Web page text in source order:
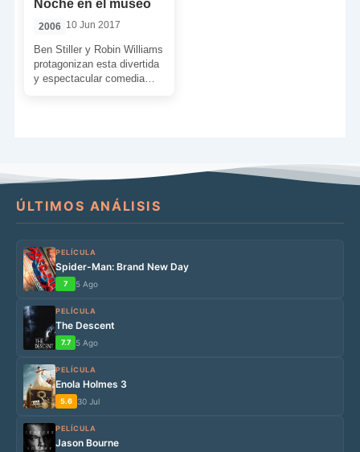
Noche en el museo
2006 10 Jun 2017
Ben Stiller y Robin Williams
protagonizan esta divertida
y espectacular comedia
ÚLTIMOS ANÁLISIS
PELÍCULA
Spider-Man: Brand New Day
7 5 Ago
PELÍCULA
The Descent
7.7 5 Ago
PELÍCULA
Enola Holmes 3
5.6 30 Jul
PELÍCULA
Jason Bourne